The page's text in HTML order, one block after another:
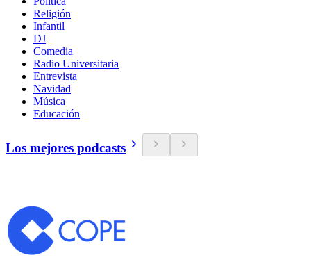
Religión
Infantil
DJ
Comedia
Radio Universitaria
Entrevista
Navidad
Música
Educación
Los mejores podcasts